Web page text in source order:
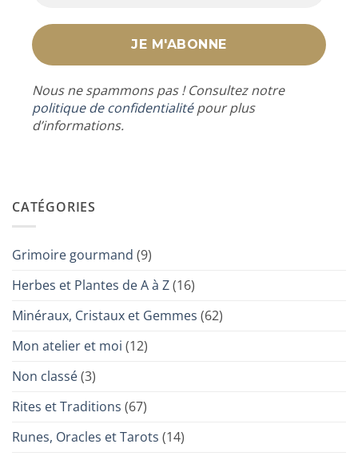
Nous ne spammons pas ! Consultez notre
politique de confidentialitépour plus
d’informations.
CATÉGORIES
Grimoire gourmand (9)
Herbes et Plantes de A à Z(16)
Minéraux, Cristaux et Gemmes (62)
Mon atelier et moi (12)
Non classé(3)
Rites et Traditions (67)
Runes, Oracles et Tarots (14)